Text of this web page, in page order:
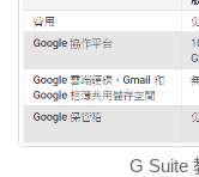
G Suite